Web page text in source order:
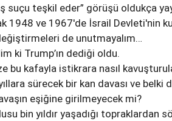
suçu teşkil eder” görüşü oldukça
1948 ve 1967'de İsrail Devleti'nin
de unutmayalım…
ki Trump’ın dediği oldu.
bu kafayla istikrara nasıl
sürecek bir kan davası ve
eşiğine girilmeyecek mi?
bin yıldır yaşadığı topraklardan